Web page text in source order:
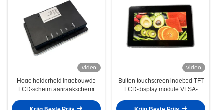
video
Hoge helderheid ingebouwde
LCD-scherm aanraakscherm
video
Buiten touchscreen ingebed TFT
LCD-display module VESA-